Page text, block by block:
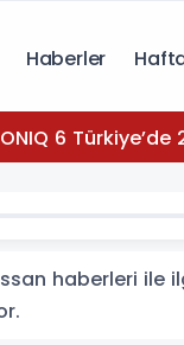
Haberler
6
haberleri ile